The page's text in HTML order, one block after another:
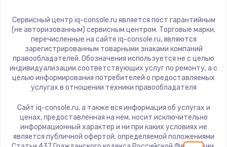
1200 руб.
Заказать
Замена системной платы
1500 руб.
Замена температурного датчика
2500 руб.
Сервисный центр iq-console.ru является пост гарантийным
(не авторизованным) сервисным центром. Торговые марки,
перечисленные на сайте iq-console.ru, являются
зарегистрированным товарными знаками компаний
правообладателей. Обозначения используется не с целью
индивидуализации соответствующих услуг по ремонту, а с
целью информирования потребителей о предоставляемых
услугах в отношении техники правообладателя
Сайт iq-console.ru, а также вся информация об услугах и
ценах, предоставленная на нём, носит исключительно
информационный характер и ни при каких условиях не
является публичной офертой, определяемой положениями